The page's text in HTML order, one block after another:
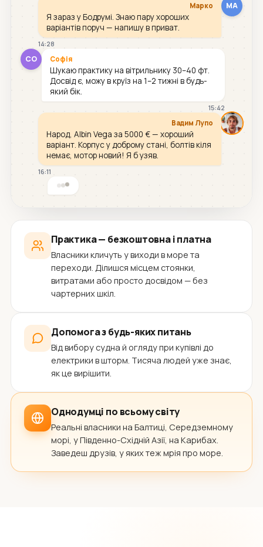
МА
Марко
Я зараз у Бодрумі. Знаю пару хороших
варіантів поруч — напишу в приват.
14:28
СО Софія
Шукаю практику на вітрильнику 30–40 фт.
Досвід є, можу в круїз на 1–2 тижні в будь-
який бік.
15:42
Вадим Лупо
Народ, Albin Vega за 5000 € — хороший
варіант. Корпус у доброму стані, болтів кіля
немає, мотор новий! Я б узяв.
16:11
Практика — безкоштовна і платна
Власники кличуть у виходи в море та
переходи. Ділишся місцем стоянки,
витратами або просто досвідом — без
чартерних шкіл.
Допомога з будь-яких питань
Від вибору судна й огляду при купівлі до
електрики в шторм. Тисяча людей уже знає,
як це вирішити.
Однодумці по всьому світу
Реальні власники на Балтиці, Середземному
морі, у Південно-Східній Азії, на Карибах.
Заведеш друзів, у яких теж мрія про море.